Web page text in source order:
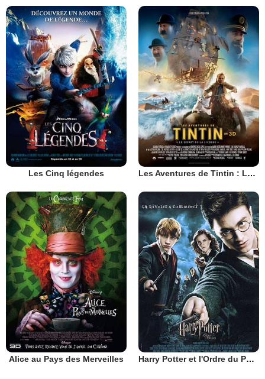
Les Cinq légendes Les Aventures de Tintin : Le Secret de la Licorne
Alice au Pays des Merveilles Harry Potter et l'Ordre du Phénix